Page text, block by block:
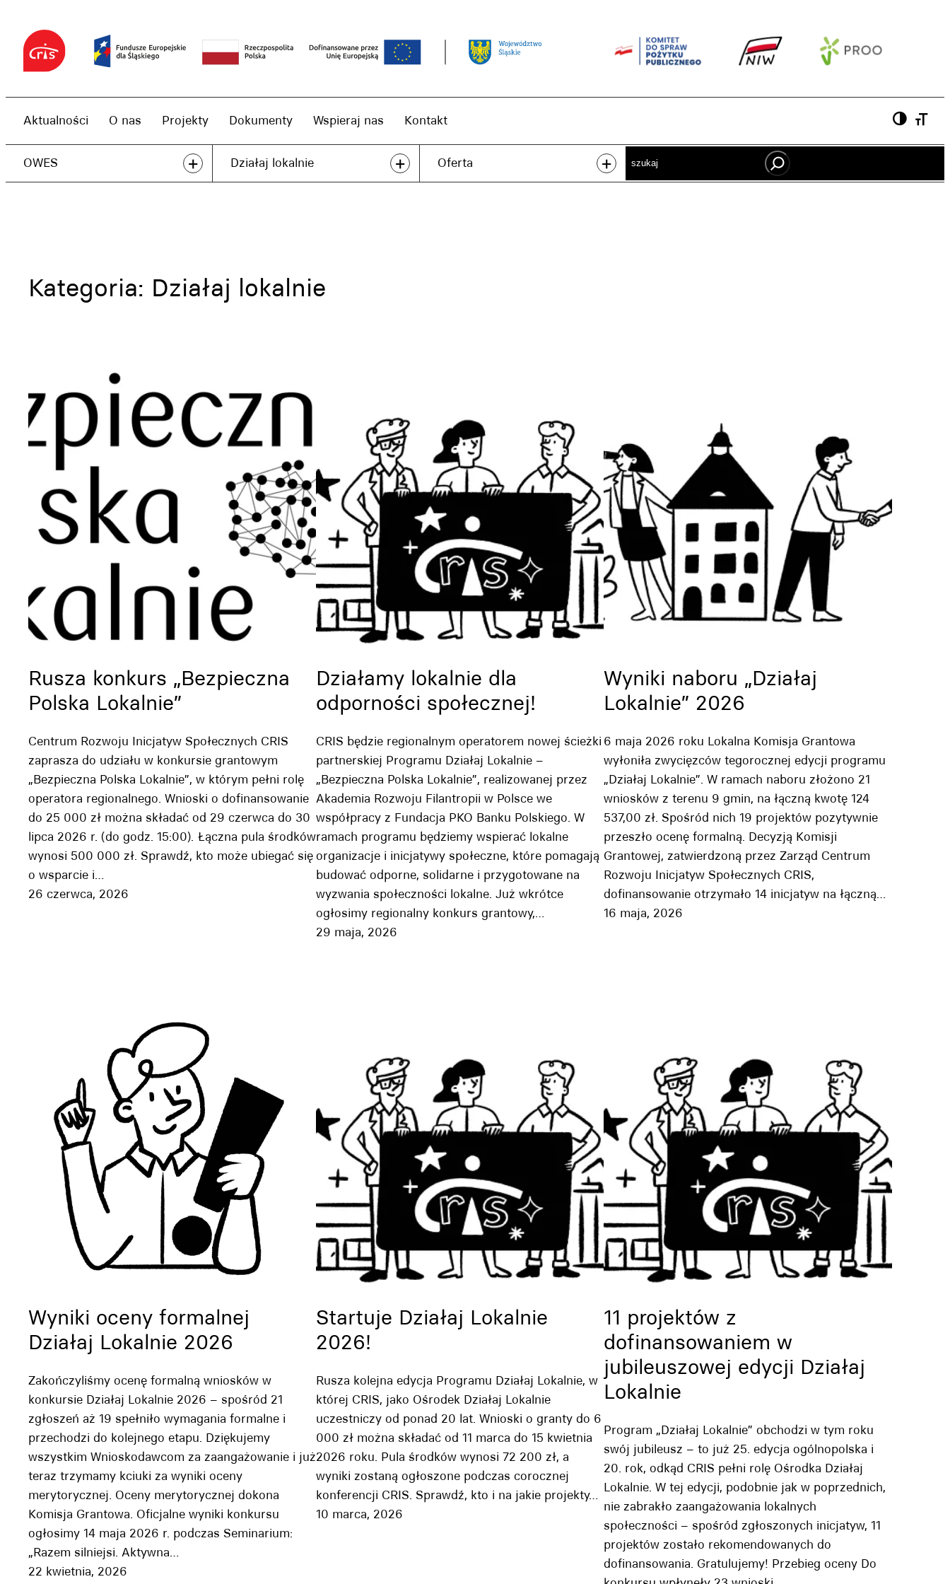
treści
Aktualności O nas Projekty Dokumenty Wspieraj nas Kontakt
OWES + Działaj lokalnie + Oferta + Szukaj
Kategoria: Działaj lokalnie
Rusza konkurs „Bezpieczna
Polska Lokalnie”
Centrum Rozwoju Inicjatyw Społecznych CRIS
zaprasza do udziału w konkursie grantowym
„Bezpieczna Polska Lokalnie”, w którym pełni rolę
operatora regionalnego. Wnioski o dofinansowanie
do 25 000 zł można składać od 29 czerwca do 30
lipca 2026 r. (do godz. 15:00). Łączna pula środków
wynosi 500 000 zł. Sprawdź, kto może ubiegać się
o wsparcie i…
26 czerwca, 2026
Działamy lokalnie dla
odporności społecznej!
CRIS będzie regionalnym operatorem nowej ścieżki
partnerskiej Programu Działaj Lokalnie –
„Bezpieczna Polska Lokalnie”, realizowanej przez
Akademia Rozwoju Filantropii w Polsce we
współpracy z Fundacja PKO Banku Polskiego. W
ramach programu będziemy wspierać lokalne
organizacje i inicjatywy społeczne, które pomagają
budować odporne, solidarne i przygotowane na
wyzwania społeczności lokalne. Już wkrótce
ogłosimy regionalny konkurs grantowy,…
29 maja, 2026
Wyniki naboru „Działaj
Lokalnie” 2026
6 maja 2026 roku Lokalna Komisja Grantowa
wyłoniła zwycięzców tegorocznej edycji programu
„Działaj Lokalnie”. W ramach naboru złożono 21
wniosków z terenu 9 gmin, na łączną kwotę 124
537,00 zł. Spośród nich 19 projektów pozytywnie
przeszło ocenę formalną. Decyzją Komisji
Grantowej, zatwierdzoną przez Zarząd Centrum
Rozwoju Inicjatyw Społecznych CRIS,
dofinansowanie otrzymało 14 inicjatyw na łączną…
16 maja, 2026
Wyniki oceny formalnej
Działaj Lokalnie 2026
Zakończyliśmy ocenę formalną wniosków w
konkursie Działaj Lokalnie 2026 – spośród 21
zgłoszeń aż 19 spełniło wymagania formalne i
przechodzi do kolejnego etapu. Dziękujemy
wszystkim Wnioskodawcom za zaangażowanie i już
teraz trzymamy kciuki za wyniki oceny
merytorycznej. Oceny merytorycznej dokona
Komisja Grantowa. Oficjalne wyniki konkursu
ogłosimy 14 maja 2026 r. podczas Seminarium:
„Razem silniejsi. Aktywna…
22 kwietnia, 2026
Startuje Działaj Lokalnie
2026!
Rusza kolejna edycja Programu Działaj Lokalnie, w
której CRIS, jako Ośrodek Działaj Lokalnie
uczestniczy od ponad 20 lat. Wnioski o granty do 6
000 zł można składać od 11 marca do 15 kwietnia
2026 roku. Pula środków wynosi 72 200 zł, a
wyniki zostaną ogłoszone podczas corocznej
konferencji CRIS. Sprawdź, kto i na jakie projekty…
10 marca, 2026
11 projektów z
dofinansowaniem w
jubileuszowej edycji Działaj
Lokalnie
Program „Działaj Lokalnie” obchodzi w tym roku
swój jubileusz – to już 25. edycja ogólnopolska i
20. rok, odkąd CRIS pełni rolę Ośrodka Działaj
Lokalnie. W tej edycji, podobnie jak w poprzednich,
nie zabrakło zaangażowania lokalnych
społeczności – spośród zgłoszonych inicjatyw, 11
projektów zostało rekomendowanych do
dofinansowania. Gratulujemy! Przebieg oceny Do